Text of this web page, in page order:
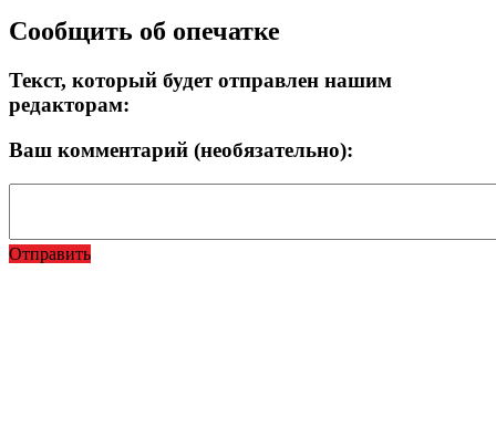
Сообщить об опечатке
Текст, который будет отправлен нашим
редакторам:
Ваш комментарий (необязательно):
Отправить